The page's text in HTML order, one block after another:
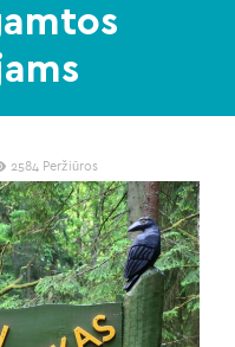
2584 Peržiūros